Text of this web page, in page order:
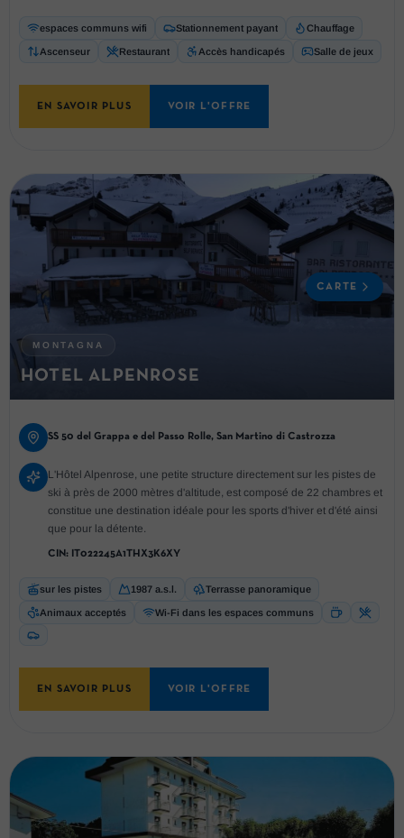
espaces communs wifi Stationnement payant Chauffage
Ascenseur Restaurant Accès handicapés Salle de jeux
EN SAVOIR PLUS VOIR L'OFFRE
MONTAGNA
HOTEL ALPENROSE
CARTE
SS 50 del Grappa e del Passo Rolle, San Martino di Castrozza
L'Hôtel Alpenrose, une petite structure directement sur les pistes de
ski à près de 2000 mètres d'altitude, est composé de 22 chambres et
constitue une destination idéale pour les sports d'hiver et d'été ainsi
que pour la détente.
CIN: IT022245A1THX3K6XY
sur les pistes 1987 a.s.l. Terrasse panoramique
Animaux acceptés Wi-Fi dans les espaces communs
EN SAVOIR PLUS VOIR L'OFFRE